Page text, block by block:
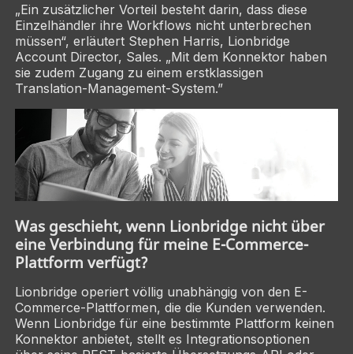
„Ein zusätzlicher Vorteil besteht darin, dass diese
Einzelhändler ihre Workflows nicht unterbrechen
müssen“, erläutert Stephen Harris, Lionbridge
Account Director, Sales. „Mit dem Konnektor haben
sie zudem Zugang zu einem erstklassigen
Translation-Management-System.”
Was geschieht, wenn Lionbridge nicht über
eine Verbindung für meine E-Commerce-
Plattform verfügt?
Lionbridge operiert völlig unabhängig von den E-
Commerce-Plattformen, die die Kunden verwenden.
Wenn Lionbridge für eine bestimmte Plattform keinen
Konnektor anbietet, stellt es Integrationsoptionen